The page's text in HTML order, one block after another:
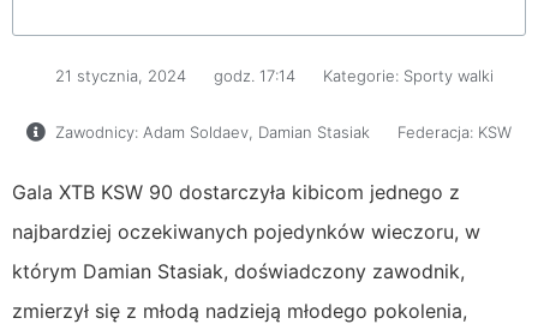
21 stycznia, 2024 godz. 17:14 Kategorie: Sporty walki
Zawodnicy: Adam Soldaev Damian Stasiak Federacja: KSW
Gala XTB KSW 90 dostarczyła kibicom jednego z
najbardziej oczekiwanych pojedynków wieczoru, w
którym Damian Stasiak, doświadczony zawodnik,
zmierzył się z młodą nadzieją młodego pokolenia,